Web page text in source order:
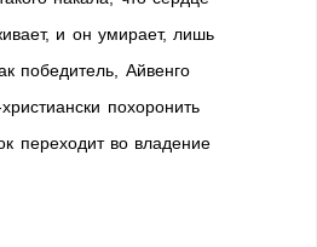
и он умирает, лишь
победитель, Айвенго
похоронить
переходит во владение